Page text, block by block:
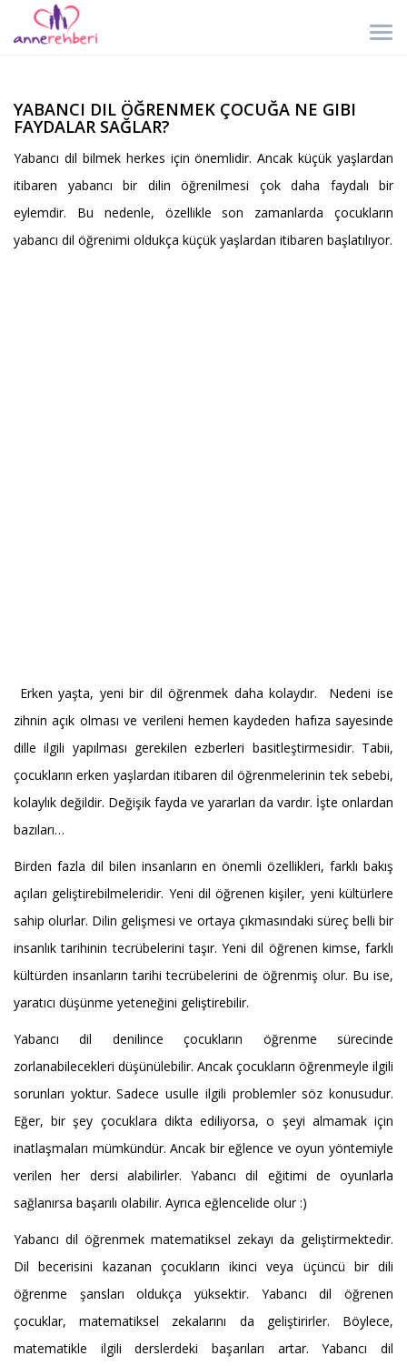
YABANCI DIL ÖĞRENMEK ÇOCUĞA NE GIBI
FAYDALAR SAĞLAR?
Yabancı dil bilmek herkes için önemlidir. Ancak küçük yaşlardan
itibaren yabancı bir dilin öğrenilmesi çok daha faydalı bir
eylemdir. Bu nedenle, özellikle son zamanlarda çocukların
yabancı dil öğrenimi oldukça küçük yaşlardan itibaren başlatılıyor.
Erken yaşta, yeni bir dil öğrenmek daha kolaydır. Nedeni ise
zihnin açık olması ve verileni hemen kaydeden hafıza sayesinde
dille ilgili yapılması gerekilen ezberleri basitleştirmesidir. Tabii,
çocukların erken yaşlardan itibaren dil öğrenmelerinin tek sebebi,
kolaylık değildir. Değişik fayda ve yararları da vardır. İşte onlardan
bazıları…
Birden fazla dil bilen insanların en önemli özellikleri, farklı bakış
açıları geliştirebilmeleridir. Yeni dil öğrenen kişiler, yeni kültürlere
sahip olurlar. Dilin gelişmesi ve ortaya çıkmasındaki süreç belli bir
insanlık tarihinin tecrübelerini taşır. Yeni dil öğrenen kimse, farklı
kültürden insanların tarihi tecrübelerini de öğrenmiş olur. Bu ise,
yaratıcı düşünme yeteneğini geliştirebilir.
Yabancı dil denilince çocukların öğrenme sürecinde
zorlanabilecekleri düşünülebilir. Ancak çocukların öğrenmeyle ilgili
sorunları yoktur. Sadece usulle ilgili problemler söz konusudur.
Eğer, bir şey çocuklara dikta ediliyorsa, o şeyi almamak için
inatlaşmaları mümkündür. Ancak bir eğlence ve oyun yöntemiyle
verilen her dersi alabilirler. Yabancı dil eğitimi de oyunlarla
sağlanırsa başarılı olabilir. Ayrıca eğlencelide olur :)
Yabancı dil öğrenmek matematiksel zekayı da geliştirmektedir.
Dil becerisini kazanan çocukların ikinci veya üçüncü bir dili
öğrenme şansları oldukça yüksektir. Yabancı dil öğrenen
çocuklar, matematiksel zekalarını da geliştirirler. Böylece,
matematikle ilgili derslerdeki başarıları artar. Yabancı dil